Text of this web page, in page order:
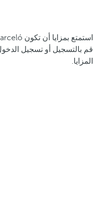
استمتع بمزايا أن تكون MyBarceló
قم بالتسجيل أو تسجيل
المزايا.